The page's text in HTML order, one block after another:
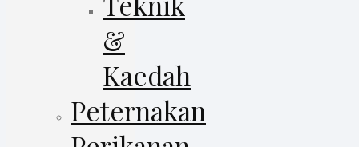
&
Kaedah
Peternakan